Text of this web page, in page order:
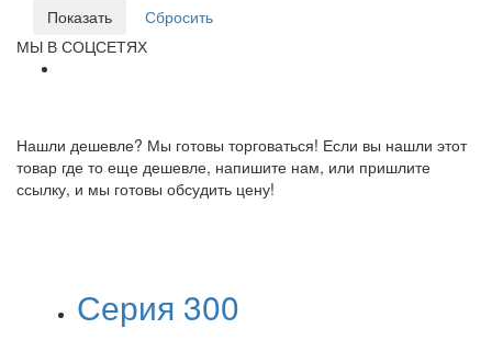
МЫ В СОЦСЕТЯХ
Нашли дешевле? Мы готовы торговаться! Если вы нашли этот
товар где то еще дешевле, напишите нам, или пришлите
ссылку, и мы готовы обсудить цену!
Серия 300